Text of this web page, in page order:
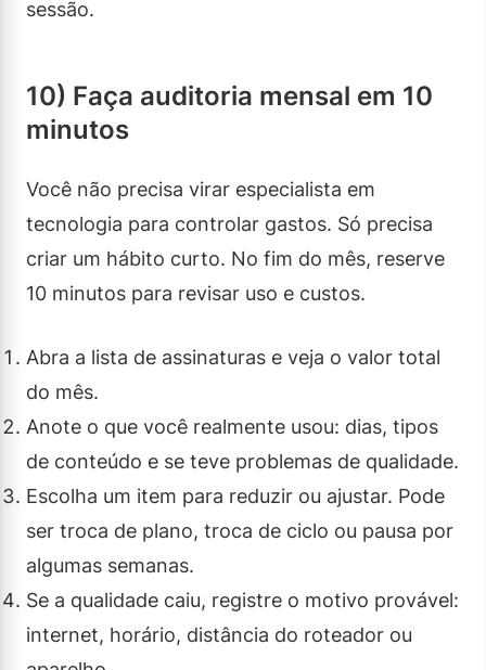
sessão.
10) Faça auditoria mensal em 10
minutos
Você não precisa virar especialista em
tecnologia para controlar gastos. Só precisa
criar um hábito curto. No fim do mês, reserve
10 minutos para revisar uso e custos.
Abra a lista de assinaturas e veja o valor total
do mês.
Anote o que você realmente usou: dias, tipos
de conteúdo e se teve problemas de qualidade.
Escolha um item para reduzir ou ajustar. Pode
ser troca de plano, troca de ciclo ou pausa por
algumas semanas.
Se a qualidade caiu, registre o motivo provável:
internet, horário, distância do roteador ou